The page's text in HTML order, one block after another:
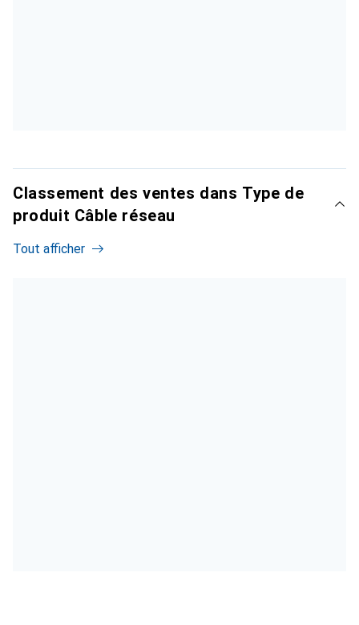
Classement des ventes dans Type de
produit Câble réseau
Tout afficher